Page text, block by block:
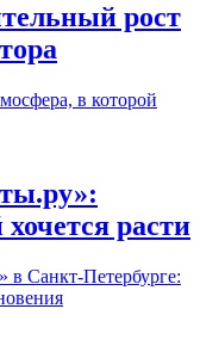
рост
расти